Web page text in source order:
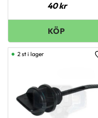
40kr
2 st i lager